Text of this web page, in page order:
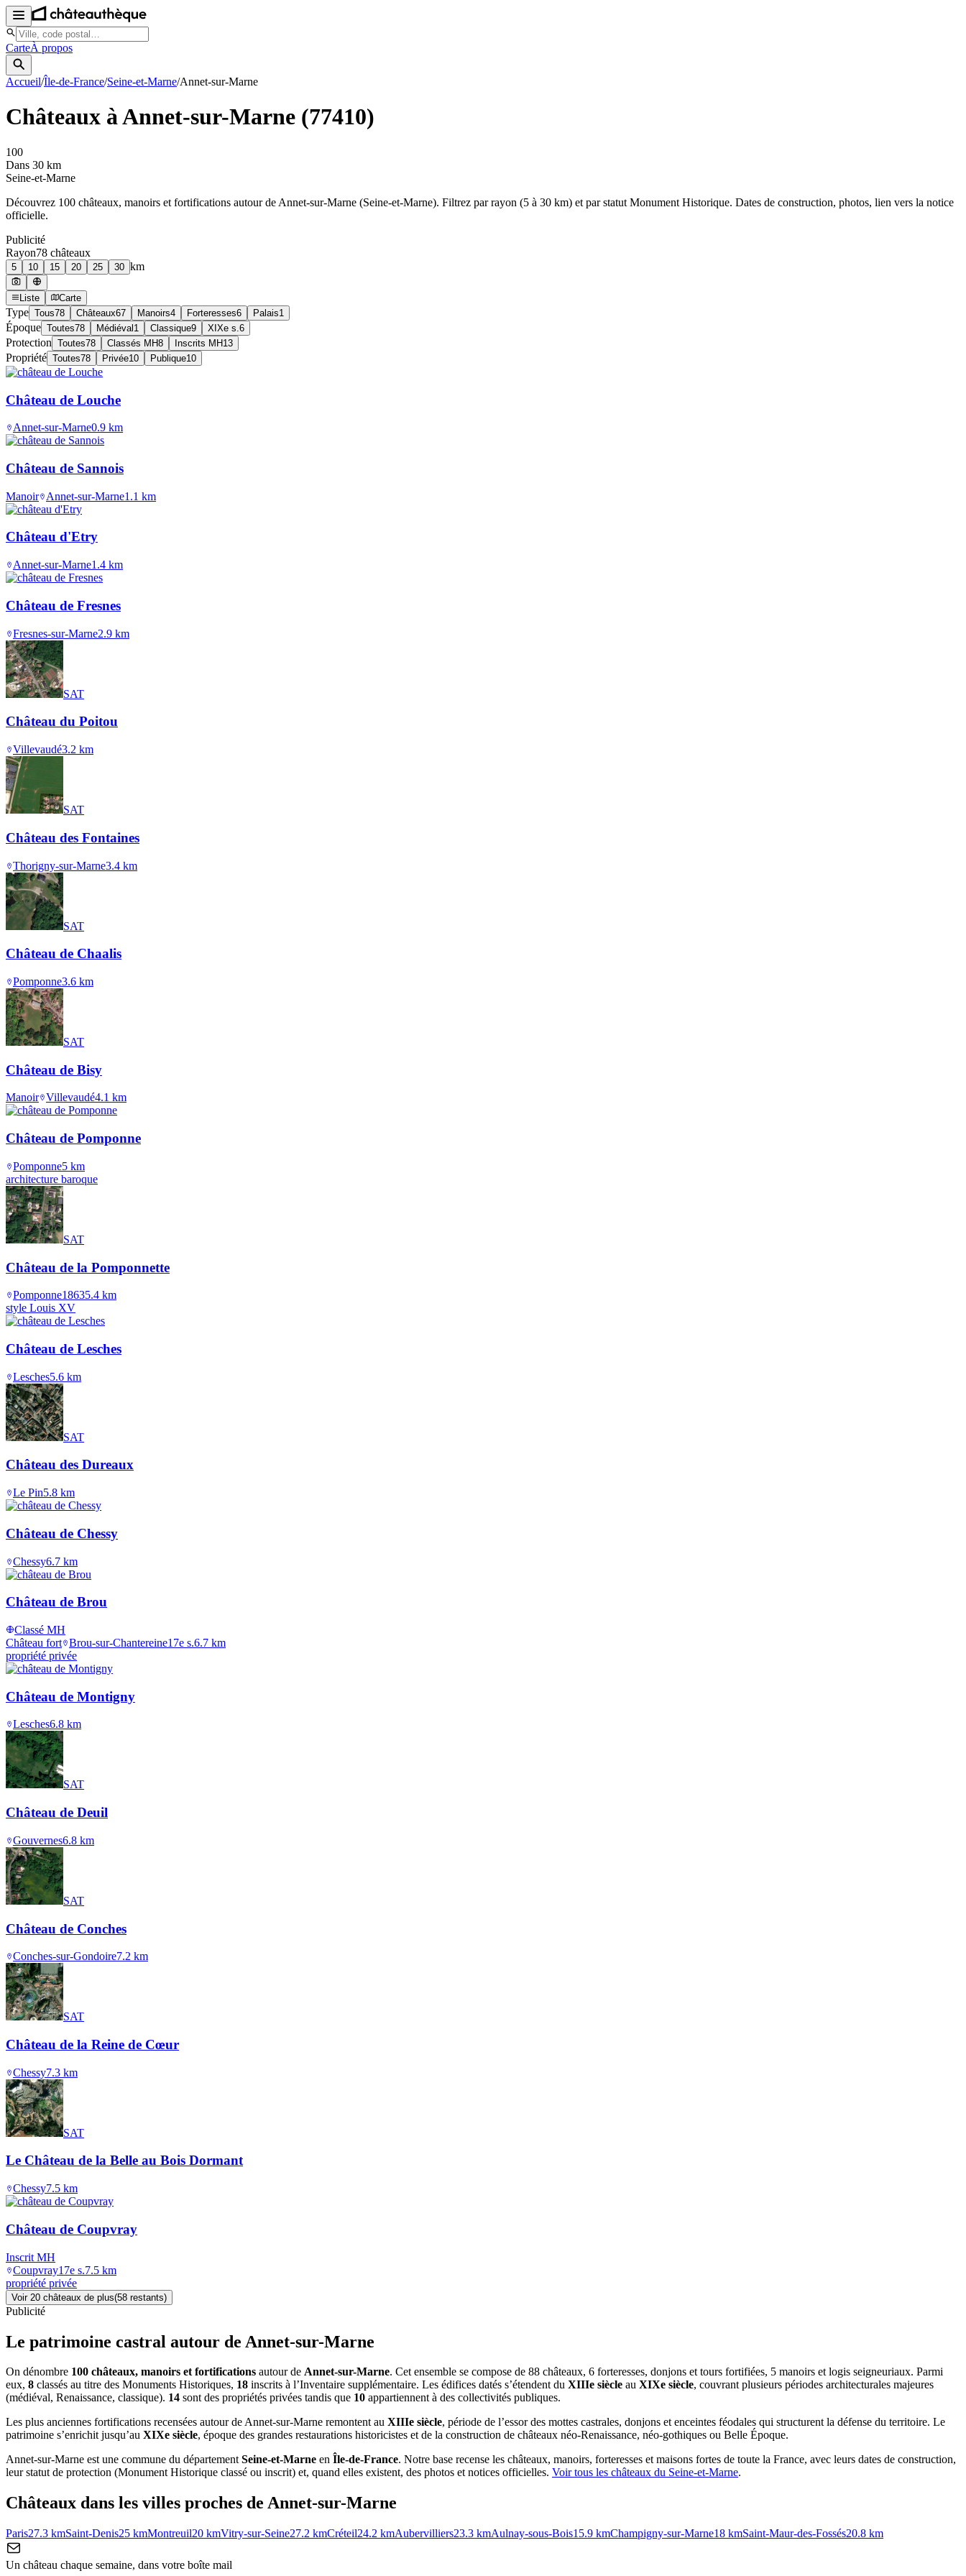
CarteÀ propos
Accueil/Île-de-France/Seine-et-Marne/Annet-sur-Marne
Châteaux àAnnet-sur-Marne (77410)
100
Dans 30 km
Seine-et-Marne
Découvrez 100 châteaux, manoirs et fortifications autour de Annet-sur-Marne (Seine-et-Marne). Filtrez par rayon (5 à 30 km) et par statut Monument Historique. Dates de construction, photos, lien vers la notice
officielle.
Publicité
Rayon78 châteaux
5 10 15 20 25 30 km
Liste Carte
Type Tous78 Châteaux67 Manoirs4 Forteresses6 Palais1
Époque Toutes78 Médiéval 1 Classique9 XIXe s. 6
Protection Toutes78 Classés MH8 Inscrits MH13
Propriété Toutes78 Privée10 Publique10
Château de Louche
Annet-sur-Marne0.9 km
Château de Sannois
Manoir Annet-sur-Marne1.1 km
Château d'Etry
Annet-sur-Marne1.4 km
Château de Fresnes
Fresnes-sur-Marne2.9 km
SAT
Château du Poitou
Villevaudé3.2 km
SAT
Château des Fontaines
Thorigny-sur-Marne3.4 km
SAT
Château de Chaalis
Pomponne3.6 km
SAT
Château de Bisy
Manoir Villevaudé4.1 km
Château de Pomponne
Pomponne5 km
architecture baroque
SAT
Château de la Pomponnette
Pomponne18635.4 km
style Louis XV
Château de Lesches
Lesches5.6 km
SAT
Château des Dureaux
Le Pin5.8 km
Château de Chessy
Chessy6.7 km
Château de Brou
Classé MH
Château fort Brou-sur-Chantereine17e s.6.7 km
propriété privée
Château de Montigny
Lesches6.8 km
SAT
Château de Deuil
Gouvernes6.8 km
SAT
Château de Conches
Conches-sur-Gondoire7.2 km
SAT
Château de la Reine de Cœur
Chessy7.3 km
SAT
Le Château de la Belle au Bois Dormant
Chessy7.5 km
Château de Coupvray
Inscrit MH
Coupvray17e s.7.5 km
propriété privée
Voir 20 châteaux de plus(58 restants)
Publicité
Le patrimoine castral autour de Annet-sur-Marne
On dénombre 100 châteaux, manoirs et fortifications autour de Annet-sur-Marne. Cet ensemble se compose de 88 châteaux, 6 forteresses, donjons et tours fortifiées, 5 manoirs et logis seigneuriaux. Parmi
eux, 8 classés au titre des Monuments Historiques, 18 inscrits à l’Inventaire supplémentaire. Les édifices datés s’étendent du XIIIe siècle au XIXe siècle, couvrant plusieurs périodes architecturales majeures
(médiéval, Renaissance, classique). 14 sont des propriétés privées tandis que 10 appartiennent à des collectivités publiques.
Les plus anciennes fortifications recensées autour de Annet-sur-Marne remontent au XIIIe siècle, période de l’essor des mottes castrales, donjons et enceintes féodales qui structurent la défense du territoire. Le
patrimoine s’enrichit jusqu’au XIXe siècle, époque des grandes restaurations historicistes et de la construction de châteaux néo-Renaissance, néo-gothiques ou Belle Époque.
Annet-sur-Marne est une commune du départementSeine-et-Marne en Île-de-France. Notre base recense les châteaux, manoirs, forteresses et maisons fortes de toute la France, avec leurs dates de construction,
leur statut de protection (Monument Historique classé ou inscrit) et, quand elles existent, des photos et notices officielles. Voir tous les châteaux du Seine-et-Marne.
Châteaux dans les villes proches de Annet-sur-Marne
Paris27.3 kmSaint-Denis25 kmMontreuil20 kmVitry-sur-Seine27.2 kmCréteil24.2 kmAubervilliers23.3 kmAulnay-sous-Bois15.9 kmChampigny-sur-Marne18 kmSaint-Maur-des-Fossés20.8 km
Un château chaque semaine, dans votre boîte mail